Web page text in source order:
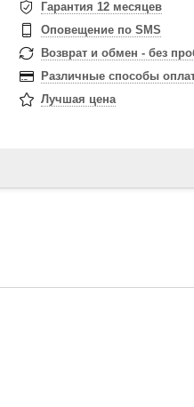
Гарантия 12 месяцев
Оповещение по SMS
Возврат и обмен - без
Различные способы
Лучшая цена